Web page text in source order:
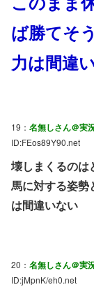
ば勝てそ
力は間違
19： 名無しさん＠実
ID:FEos89Y90.net
壊しまくるのは
馬に対する姿勢
は間違いない
20： 名無しさん＠実
ID:jMpnK/eh0.net